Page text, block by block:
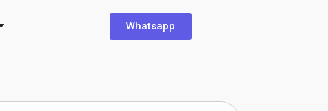
Whatsapp